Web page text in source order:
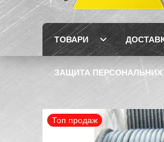
ТОВАРИ
ЗАЩИТА ПЕРСОНАЛЬНИХ
Топ продаж